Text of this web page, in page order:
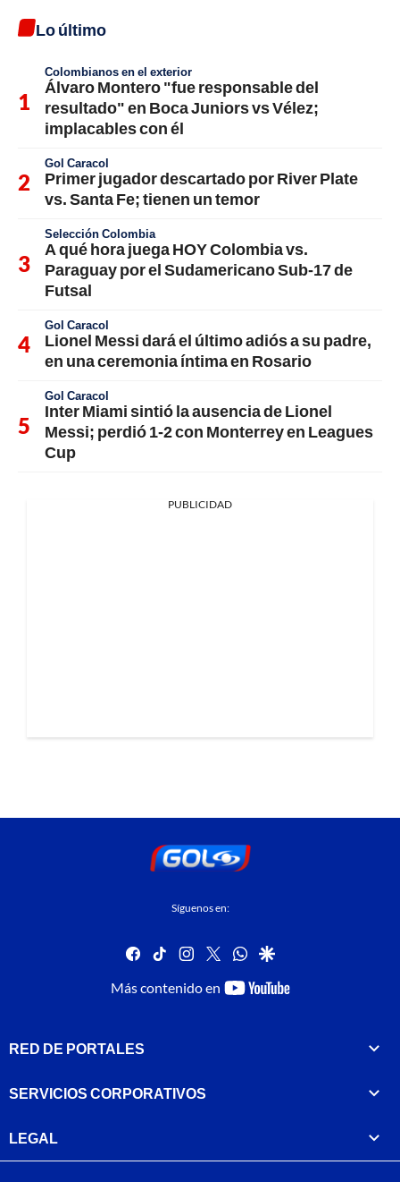
Lo último
Colombianos en el exterior
Álvaro Montero "fue responsable del
resultado" en Boca Juniors vs Vélez;
implacables con él
Gol Caracol
Primer jugador descartado por River Plate
vs. Santa Fe; tienen un temor
Selección Colombia
A qué hora juega HOY Colombia vs.
Paraguay por el Sudamericano Sub-17 de
Futsal
Gol Caracol
Lionel Messi dará el último adiós a su padre,
en una ceremonia íntima en Rosario
Gol Caracol
Inter Miami sintió la ausencia de Lionel
Messi; perdió 1-2 con Monterrey en Leagues
Cup
PUBLICIDAD
Síguenos en:
facebook
tiktok instagram
twitterwhatsapp
google
Más contenido en
youtube-
RED DE PORTALES
SERVICIOS CORPORATIVOS
LEGAL